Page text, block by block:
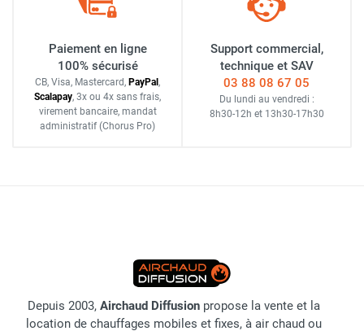
Paiement en ligne
100% sécurisé
CB, Visa, Mastercard, PayPal ,
Scalapay, 3x ou 4x sans frais,
virement bancaire, mandat
administratif (Chorus Pro)
Support commercial,
technique et SAV
03 88 08 67 05
Du lundi au vendredi :
8h30-12h et 13h30-17h30
Depuis 2003, Airchaud Diffusion propose la vente et la
location de chauffages mobiles et fixes, à air chaud ou